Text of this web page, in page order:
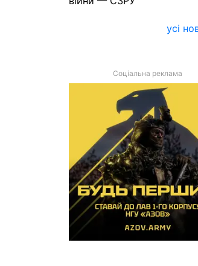
усі
Соціальна реклама